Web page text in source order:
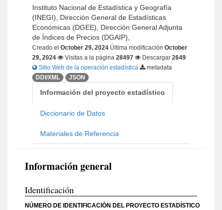
Instituto Nacional de Estadística y Geografía
(INEGI), Dirección General de Estadísticas
Económicas (DGEE), Dirección General Adjunta
de Índices de Precios (DGAIP),
Creado el October 29, 2024 Última modificación October
29, 2024
Visitas a la página 28497 Descargar 2649
Sitio Web de la operación estadística
metadata
DDI/XML
JSON
Información del proyecto estadístico
Diccionario de Datos
Materiales de Referencia
Información general
Identificación
NÚMERO DE IDENTIFICACIÓN DEL PROYECTO ESTADÍSTICO